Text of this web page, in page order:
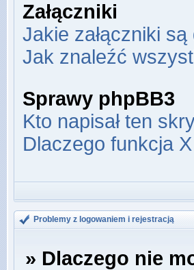
Załączniki
Jakie załączniki
Jak znaleźć
Sprawy phpBB3
Kto napisał ten
Dlaczego funkcja
Problemy z logowaniem i rejestracją
» Dlaczego nie